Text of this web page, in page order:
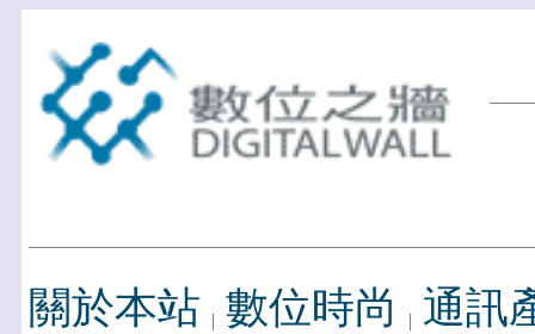
關於本站 數位時尚
通訊